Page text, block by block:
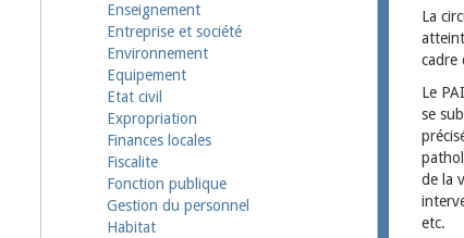
Enseignement
Entreprise et société
Environnement
Equipement
Etat civil
Expropriation
Finances locales
Fiscalite
Fonction publique
Gestion du personnel
Habitat
La
cadre
Le
se
de la
etc.